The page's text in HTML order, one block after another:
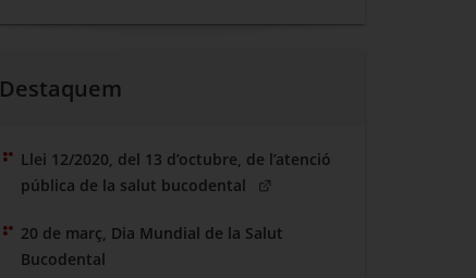
Destaquem
Llei 12/2020, del 13 d’octubre, de l’atenció
pública de la salut bucodental
(Obre en una nova finestra)
20 de març, Dia Mundial de la Salut
Bucodental